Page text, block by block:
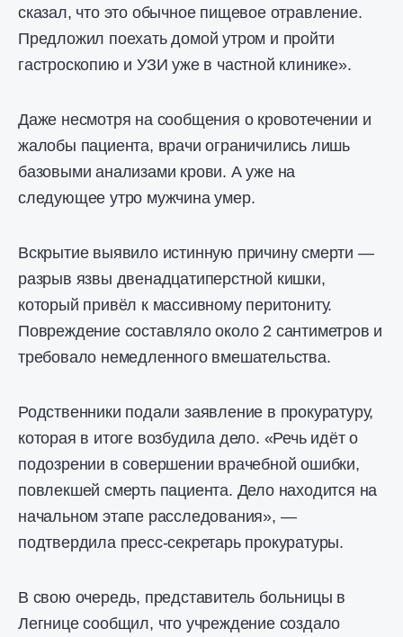
сказал, что это обычное пищевое отравление.
Предложил поехать домой утром и пройти
гастроскопию и УЗИ уже в частной клинике».
Даже несмотря на сообщения о кровотечении и
жалобы пациента, врачи ограничились лишь
базовыми анализами крови. А уже на
следующее утро мужчина умер.
Вскрытие выявило истинную причину смерти —
разрыв язвы двенадцатиперстной кишки,
который привёл к массивному перитониту.
Повреждение составляло около 2 сантиметров и
требовало немедленного вмешательства.
Родственники подали заявление в прокуратуру,
которая в итоге возбудила дело. «Речь идёт о
подозрении в совершении врачебной ошибки,
повлекшей смерть пациента. Дело находится на
начальном этапе расследования», —
подтвердила пресс-секретарь прокуратуры.
В свою очередь, представитель больницы в
Легнице сообщил, что учреждение создало